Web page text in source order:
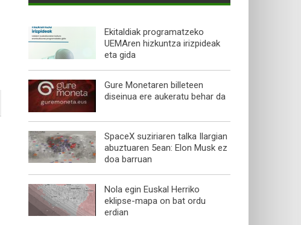
Ekitaldiak programatzeko
UEMAren hizkuntza irizpideak
eta gida
Gure Monetaren billeteen
diseinua ere aukeratu behar da
SpaceX suziriaren talka Ilargian
abuztuaren 5ean: Elon Musk ez
doa barruan
Nola egin Euskal Herriko
eklipse-mapa on bat ordu
erdian